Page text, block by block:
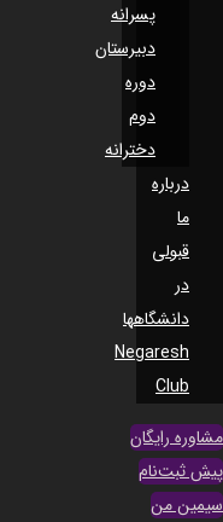
پسرانه
دبیرستان
دوره
دوم
دخترانه
درباره
ما
قبولی
در
دانشگاهها
Negaresh
Club
مشاوره رایگان
پیش ثبت‌نام
سیمین من